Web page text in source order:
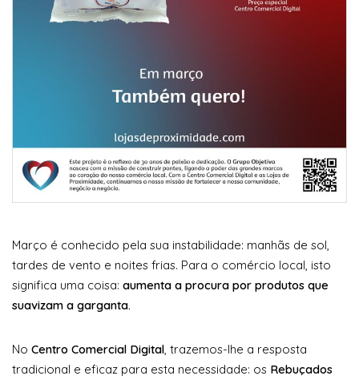
Março é conhecido pela sua instabilidade: manhãs de sol,
tardes de vento e noites frias. Para o comércio local, isto
significa uma coisa: aumenta a procura por produtos que
suavizam a garganta.
No Centro Comercial Digital , trazemos-lhe a resposta
tradicional e eficaz para esta necessidade: os Rebuçados